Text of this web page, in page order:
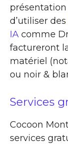
d’utiliser des
IA comme
factureront
matériel
ou noir &
Services
Cocoon
services